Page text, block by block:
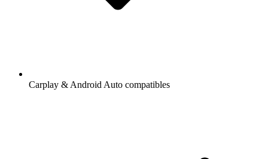
Carplay & Android Auto compatibles